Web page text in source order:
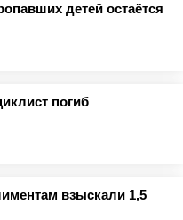
детей остаётся
погиб
взыскали 1,5